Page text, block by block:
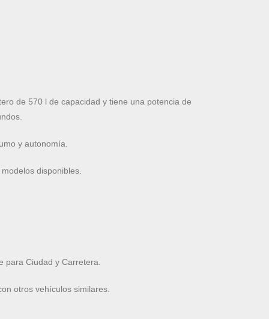
de 570 l de capacidad y tiene una potencia de
y autonomía.
disponibles.
para Ciudad y Carretera.
otros vehículos similares.